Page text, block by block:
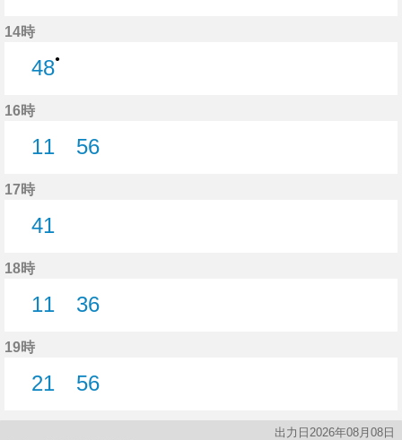
14時
48●
16時
11
56
17時
41
18時
11
36
19時
21
56
出力日2026年08月08日